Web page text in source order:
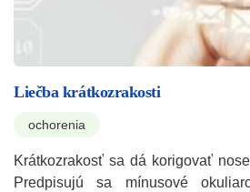
Liečba krátkozrakosti
ochorenia
Krátkozrakosť sa dá korigovať
Predpisujú sa mínusové